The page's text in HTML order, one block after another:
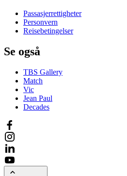
Passasjerrettigheter
Personvern
Reisebetingelser
Se også
TBS Gallery
Match
Vic
Jean Paul
Decades